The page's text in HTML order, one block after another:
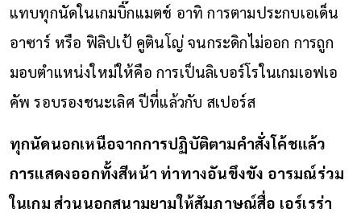
แทบทุกนัดในเกมบิ๊กแมตช์ อาทิ การตามประกบเอเด็น
อาซาร์ หรือ ฟิลิปเป้ คูตินโญ่ จนกระดิกไม่ออก การถูก
มอบตำแหน่งใหม่ให้คือ การเป็นลิเบอร์โรในเกมเอฟเอ
คัพ รอบรองชนะเลิศ ปีที่แล้วกับ สเปอร์ส
ทุกนัดนอกเหนือจากการปฏิบัติตามคำสั่งโค้ชแล้ว
การแสดงออกทั้งสีหน้า ท่าทางอันขึงขัง อารมณ์ร่วม
ในเกม ส่วนนอกสนามยามให้สัมภาษณ์สื่อ เอร์เรร่า